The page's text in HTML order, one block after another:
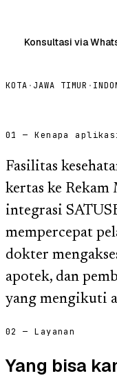
Konsultasi via
KOTA · JAWA TIMUR ·
01 — Kenapa
Fasilitas
kertas ke Rekam
integrasi
mempercepat
dokter
apotek, dan
yang mengikuti
02 — Layanan
Yang bisa